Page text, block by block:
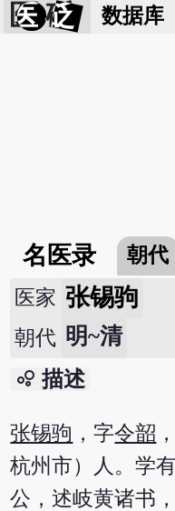
医 砭 数据库
名医录 朝代
医家 张锡驹
朝代 明~清
bubble_chart 描述
张锡驹 ，字令韶
杭州市）人。学
公，述岐黄诸书